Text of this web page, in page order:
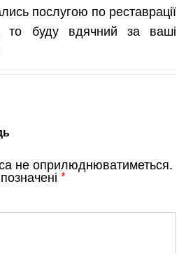
послугою по реставрації
то буду вдячний за ваші
не оприлюднюватиметься.
*